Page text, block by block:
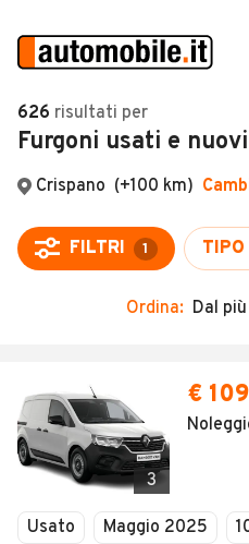
Auto
Auto usate
Auto Km 0
Auto Nuove
Noleggio a lungo
Moto
Camper
Veicoli Commerciali
VENDI
MAGAZINE
ACCEDI
626 risultati per
Furgoni usati e
Crispano (+100 km)
FILTRI 1 TIPO
Ordina: Dal